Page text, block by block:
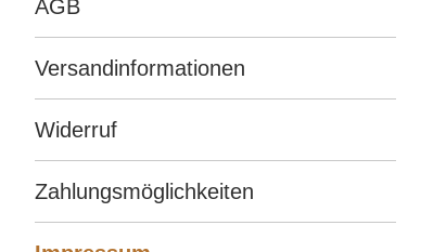
Navigation
überspringen
AGB
Versandinformationen
Widerruf
Zahlungsmöglichkeiten